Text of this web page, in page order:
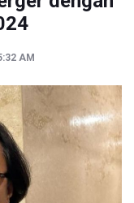
AM